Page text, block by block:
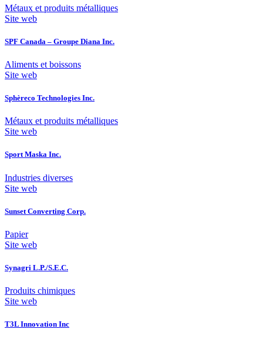
Métaux et produits métalliques
Site web
SPF Canada – Groupe Diana Inc.
Aliments et boissons
Site web
Sphèreco Technologies Inc.
Métaux et produits métalliques
Site web
Sport Maska Inc.
Industries diverses
Site web
Sunset Converting Corp.
Papier
Site web
Synagri L.P./S.E.C.
Produits chimiques
Site web
T3L Innovation Inc